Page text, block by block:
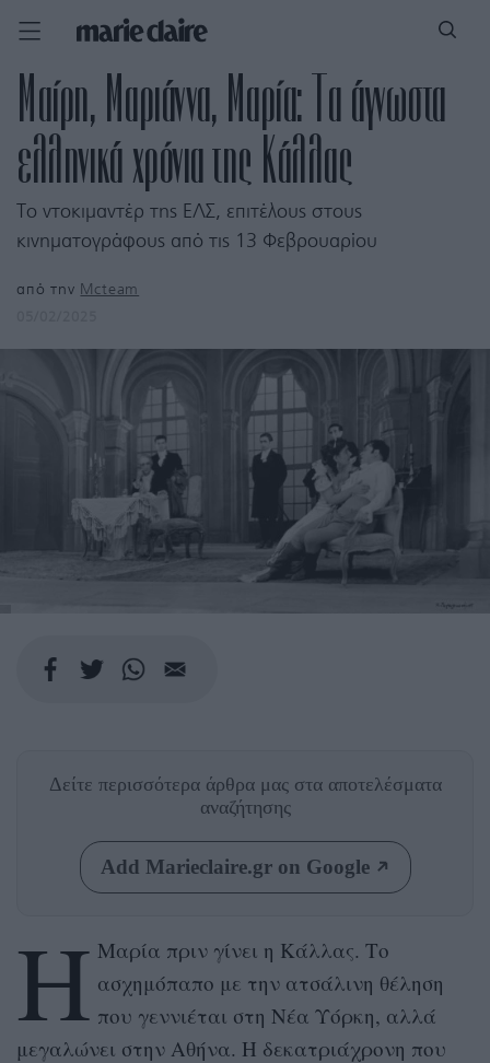
Μαίρη, Μαριάννα, Μαρία: Τα άγνωστα
ελληνικά χρόνια της Κάλλας
Το ντοκιμαντέρ της ΕΛΣ, επιτέλους στους
κινηματογράφους από τις 13 Φεβρουαρίου
από την Mcteam
Δείτε περισσότερα άρθρα μας στα αποτελέσματα
αναζήτησης
Add Marieclaire.gr on Google
Η Μαρία πριν γίνει η Κάλλας. Το
ασχημόπαπο με την ατσάλινη θέληση
που γεννιέται στη Νέα Υόρκη, αλλά
μεγαλώνει στην Αθήνα. Η δεκατριάχρονη που